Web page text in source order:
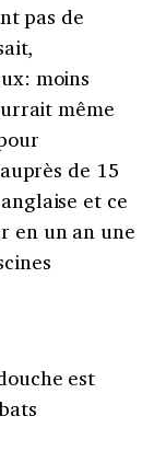
pas de
moins
même
de 15
et ce
en un an une
est